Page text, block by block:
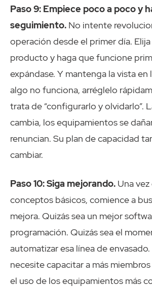
Paso 9: Empiece poco a poco y
seguimiento. No intente
operación desde el primer día.
producto y haga que funcione
expándase. Y mantenga la vista en
algo no funciona, arréglelo
trata de “configurarlo y olvidarlo”.
cambia, los equipamientos se
renuncian. Su plan de capacidad
cambiar.
Paso 10: Siga mejorando. Una
conceptos básicos, comience a
mejora. Quizás sea un mejor
programación. Quizás sea el
automatizar esa línea de
necesite capacitar a más
el uso de los equipamientos más